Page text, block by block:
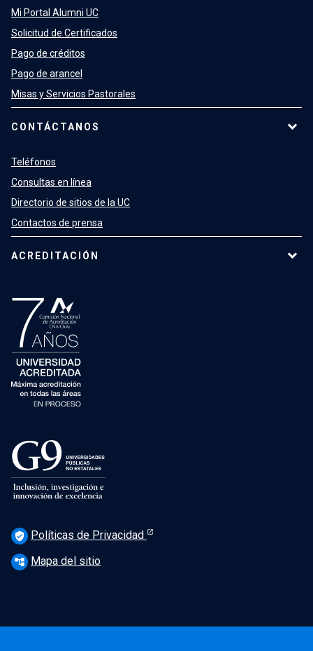
Mi Portal Alumni UC
Solicitud de Certificados
Pago de créditos
Pago de arancel
Misas y Servicios Pastorales
CONTÁCTANOS
Teléfonos
Consultas en línea
Directorio de sitios de la UC
Contactos de prensa
ACREDITACIÓN
verified_user Políticas de Privacidad
account_tree Mapa del sitio